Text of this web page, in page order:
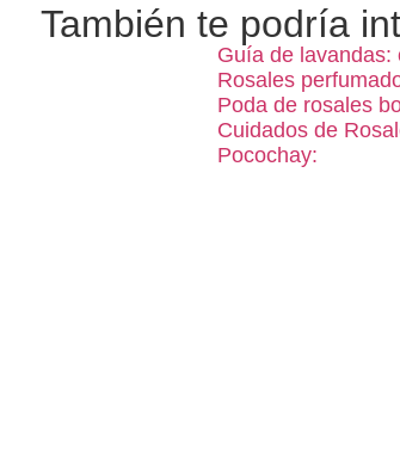
También te podría
Guía de lavandas:
Rosales
Poda de rosales
Cuidados de
Pocochay: